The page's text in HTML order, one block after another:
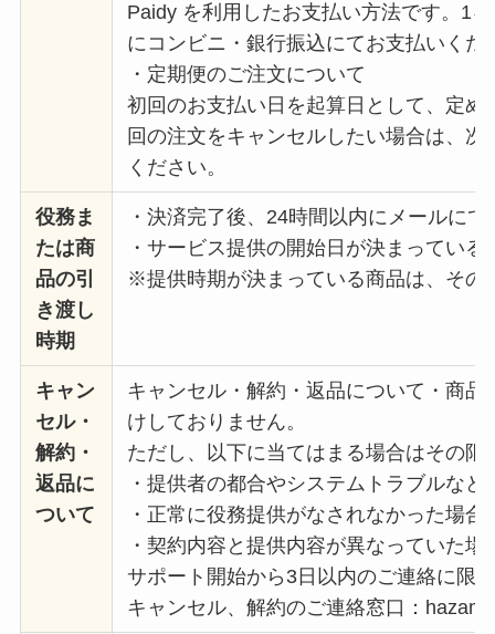
Paidy を利用したお支払い方法です。1
にコンビニ・銀行振込にてお支払いくだ
・定期便のご注文について
初回のお支払い日を起算日として、定
回の注文をキャンセルしたい場合は、
ください。
役務ま
たは商
品の引
き渡し
時期
・決済完了後、24時間以内にメールに
・サービス提供の開始日が決まってい
※提供時期が決まっている商品は、その
キャン
セル・
解約・
返品に
ついて
キャンセル・解約・返品について・商
けしておりません。
ただし、以下に当てはまる場合はその限
・提供者の都合やシステムトラブルな
・正常に役務提供がなされなかった場合
・契約内容と提供内容が異なっていた場
サポート開始から3日以内のご連絡に限
キャンセル、解約のご連絡窓口：